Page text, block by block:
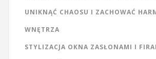
UNIKNĄĆ CHAOSU I ZACHOWAĆ
WNĘTRZA
STYLIZACJA OKNA ZASŁONAMI I